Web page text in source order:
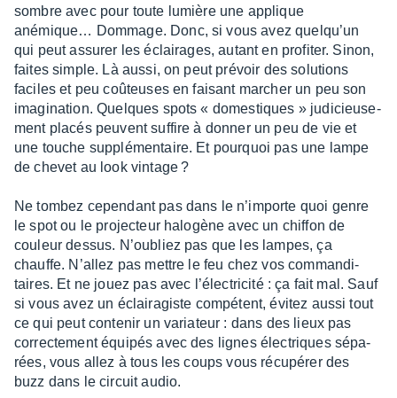
sombre avec pour toute lumière une applique
anémique… Dommage. Donc, si vous avez quelqu’un
qui peut assu­rer les éclai­rages, autant en profi­ter. Sinon,
faites simple. Là aussi, on peut prévoir des solu­tions
faciles et peu coûteuses en faisant marcher un peu son
imagi­na­tion. Quelques spots « domes­tiques » judi­cieu­se­
ment placés peuvent suffire à donner un peu de vie et
une touche supplé­men­taire. Et pourquoi pas une lampe
de chevet au look vintage ?
Ne tombez cepen­dant pas dans le n’im­porte quoi genre
le spot ou le projec­teur halo­gène avec un chif­fon de
couleur dessus. N’ou­bliez pas que les lampes, ça
chauffe. N’al­lez pas mettre le feu chez vos comman­di­
taires. Et ne jouez pas avec l’élec­tri­cité : ça fait mal. Sauf
si vous avez un éclai­ra­giste compé­tent, évitez aussi tout
ce qui peut conte­nir un varia­teur : dans des lieux pas
correc­te­ment équi­pés avec des lignes élec­triques sépa­
rées, vous allez à tous les coups vous récu­pé­rer des
buzz dans le circuit audio.